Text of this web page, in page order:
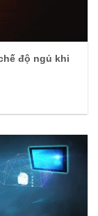
độ ngủ khi